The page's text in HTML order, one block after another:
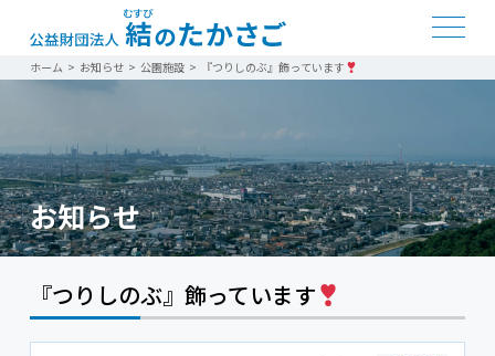
ホーム > お知らせ> 公園施設> 『つりしのぶ』飾っています
お知らせ
『つりしのぶ』飾っています